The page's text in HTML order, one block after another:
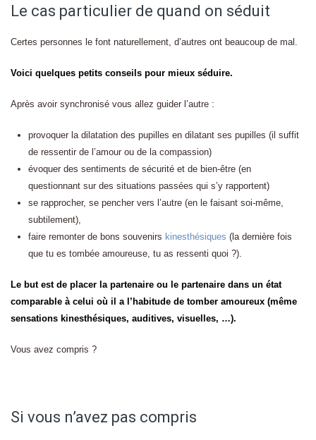
Le cas particulier de quand on séduit
Certes personnes le font naturellement, d’autres ont beaucoup de mal.
Voici quelques petits conseils pour mieux séduire.
Après avoir synchronisé vous allez guider l’autre :
provoquer la dilatation des pupilles en dilatant ses pupilles (il suffit
de ressentir de l’amour ou de la compassion)
évoquer des sentiments de sécurité et de bien-être (en
questionnant sur des situations passées qui s’y rapportent)
se rapprocher, se pencher vers l’autre (en le faisant soi-même,
subtilement),
faire remonter de bons souvenirs kinesthésiques (la dernière fois
que tu es tombée amoureuse, tu as ressenti quoi ?).
Le but est de placer la partenaire ou le partenaire dans un état
comparable à celui où il a l’habitude de tomber amoureux (même
sensations kinesthésiques, auditives, visuelles, …).
Vous avez compris ?
Si vous n’avez pas compris